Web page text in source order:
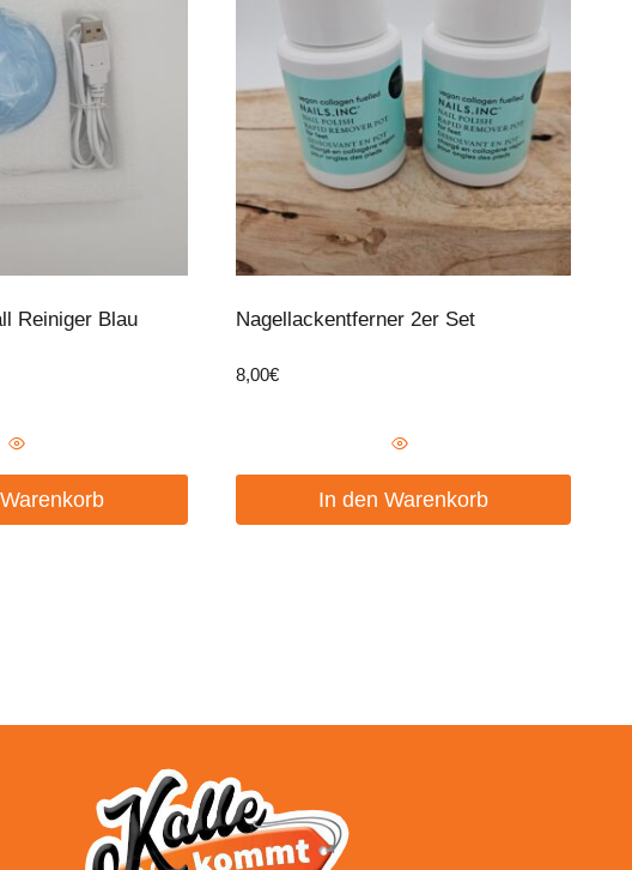
Reiniger Blau Nagellackentferner 2er Set
8,00€
In den Warenkorb